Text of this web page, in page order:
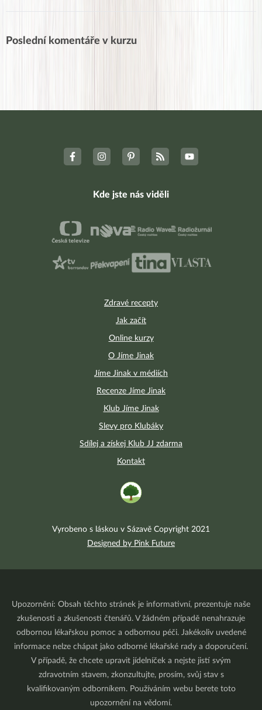
Přidejte váš příběh
Poradna
Poslední komentáře v kurzu
Zdravé recepty
Jak začít
Online kurzy
O Jíme Jinak
Jíme Jinak v médiích
Recenze Jíme Jinak
Klub Jíme Jinak
Slevy pro Klubáky
Sdílej a získej Klub JJ zdarma
Kontakt
Kde jste nás viděli
Vyrobeno s láskou v Sázavě Copyright 2021
Designed by Pink Future
Upozornění: Obsah těchto stránek je informativní, prezentuje naše
zkušenosti a zkušenosti čtenářů. V žádném případě nenahrazuje
odbornou lékařskou pomoc a odbornou péči. Jakékoliv uvedené
informace nelze chápat jako odborné lékařské rady a doporučení.
V případě, že chcete upravit jídelníček a nejste jistí svým
zdravotním stavem, zkonzultujte, prosím, svůj stav s
kvalifikovaným odborníkem. Používáním webu berete toto
upozornění na vědomí.